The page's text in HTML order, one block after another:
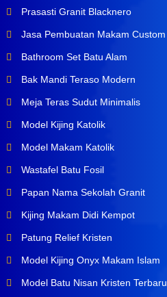
Prasasti Granit Blacknero
Jasa Pembuatan Makam Custom
Bathroom Set Batu Alam
Bak Mandi Teraso Modern
Meja Teras Sudut Minimalis
Model Kijing Katolik
Model Makam Katolik
Wastafel Batu Fosil
Papan Nama Sekolah Granit
Kijing Makam Didi Kempot
Patung Relief Kristen
Model Kijing Onyx Makam Islam
Model Batu Nisan Kristen Terbaru